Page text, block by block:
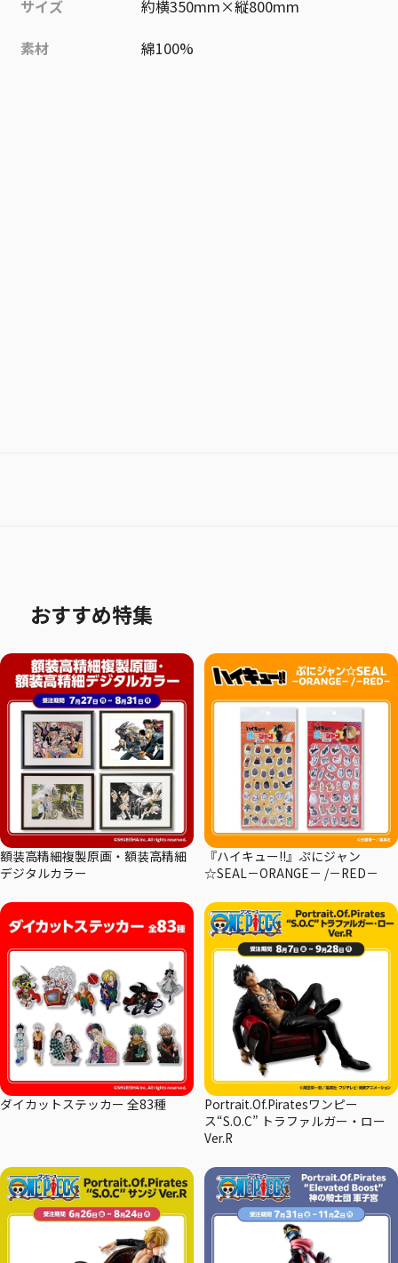
サイズ
約横350mm×縦800mm
素材
綿100%
おすすめ特集
額装高精細複製原画・額装高精細
デジタルカラー
『ハイキュー!!』ぷにジャン
☆SEAL－ORANGE－ /－RED－
ダイカットステッカー 全83種
Portrait.Of.Piratesワンピー
ス“S.O.C” トラファルガー・ロー
Ver.R